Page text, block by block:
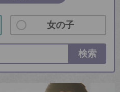
女の子
検索